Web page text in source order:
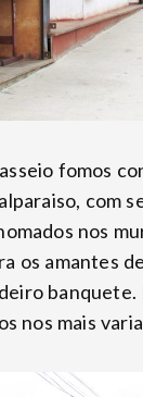
fomos
com
nos
os amantes
nos mais